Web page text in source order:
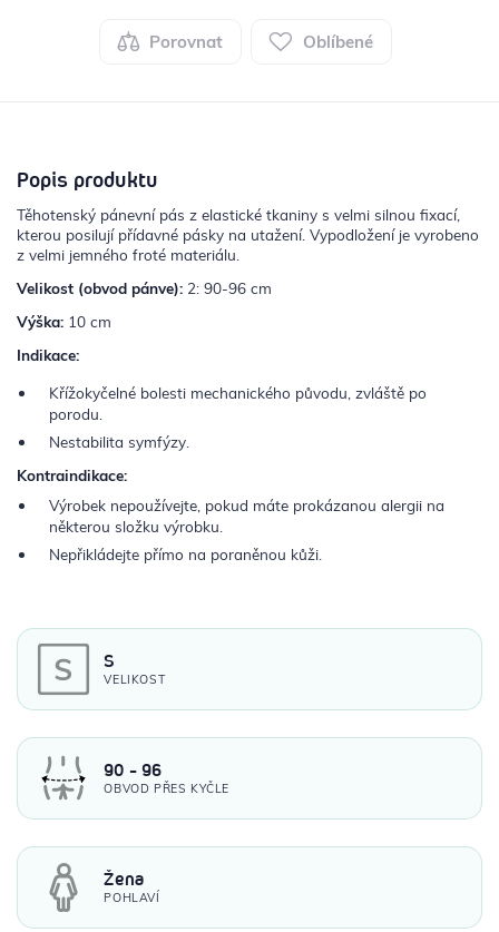
Porovnat Oblíbené
Popis produktu
Těhotenský pánevní pás z elastické tkaniny s velmi silnou fixací,
kterou posilují přídavné pásky na utažení. Vypodložení je vyrobeno
z velmi jemného froté materiálu.
Velikost (obvod pánve): 2: 90-96 cm
Výška: 10 cm
Indikace:
Křížokyčelné bolesti mechanického původu, zvláště po
porodu.
Nestabilita symfýzy.
Kontraindikace:
Výrobek nepoužívejte, pokud máte prokázanou alergii na
některou složku výrobku.
Nepřikládejte přímo na poraněnou kůži.
S
VELIKOST
90 - 96
OBVOD PŘES KYČLE
Žena
POHLAVÍ